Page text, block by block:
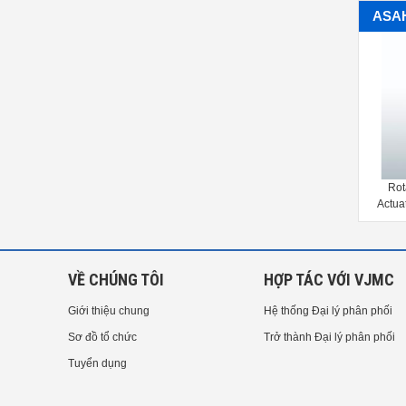
VỀ CHÚNG TÔI
Giới thiệu chung
Sơ đồ tổ chức
Tuyển dụng
HỢP TÁC VỚI VJMC
Hệ thống Đại lý phân phối
Trở thành Đại lý phân phối